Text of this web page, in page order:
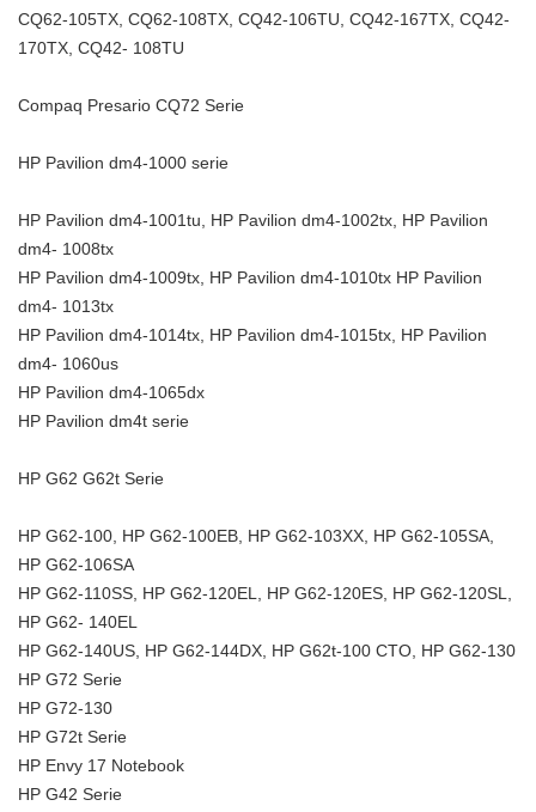
CQ62-105TX, CQ62-108TX, CQ42-106TU, CQ42-167TX, CQ42-
170TX, CQ42- 108TU
Compaq Presario CQ72 Serie
HP Pavilion dm4-1000 serie
HP Pavilion dm4-1001tu, HP Pavilion dm4-1002tx, HP Pavilion
dm4- 1008tx
HP Pavilion dm4-1009tx, HP Pavilion dm4-1010tx HP Pavilion
dm4- 1013tx
HP Pavilion dm4-1014tx, HP Pavilion dm4-1015tx, HP Pavilion
dm4- 1060us
HP Pavilion dm4-1065dx
HP Pavilion dm4t serie
HP G62 G62t Serie
HP G62-100, HP G62-100EB, HP G62-103XX, HP G62-105SA,
HP G62-106SA
HP G62-110SS, HP G62-120EL, HP G62-120ES, HP G62-120SL,
HP G62- 140EL
HP G62-140US, HP G62-144DX, HP G62t-100 CTO, HP G62-130
HP G72 Serie
HP G72-130
HP G72t Serie
HP Envy 17 Notebook
HP G42 Serie